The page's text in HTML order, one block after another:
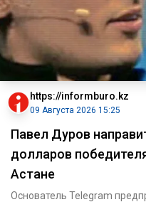
https://informburo.kz
09 Августа 2026 15:25
Павел Дуров
долларов
Астане
Основатель Telegram